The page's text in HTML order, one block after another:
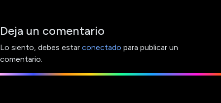
Deja un comentario
Lo siento, debes estar conectado para publicar un
comentario.